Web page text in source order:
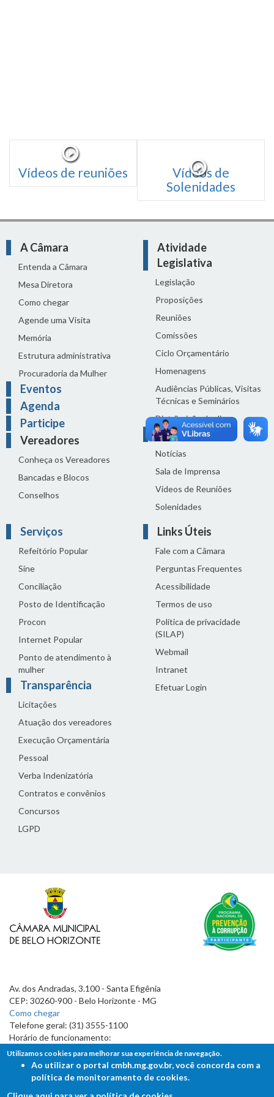
Vídeos de reuniões
Vídeos de
Solenidades
A Câmara
Entenda a Câmara
Mesa Diretora
Como chegar
Agende uma Visita
Memória
Estrutura administrativa
Procuradoria da Mulher
Eventos
Agenda
Participe
Vereadores
Conheça os Vereadores
Bancadas e Blocos
Conselhos
Atividade
Legislativa
Legislação
Proposições
Reuniões
Comissões
Ciclo Orçamentário
Homenagens
Audiências Públicas, Visitas
Técnicas e Seminários
Distribuição do dia
Comunicação
Notícias
Sala de Imprensa
Vídeos de Reuniões
Solenidades
Serviços
Refeitório Popular
Sine
Conciliação
Posto de Identificação
Procon
Internet Popular
Ponto de atendimento à
mulher
Transparência
Licitações
Atuação dos vereadores
Execução Orçamentária
Pessoal
Verba Indenizatória
Contratos e convênios
Concursos
LGPD
Links Úteis
Fale com a Câmara
Perguntas Frequentes
Acessibilidade
Termos de uso
Política de privacidade
(SILAP)
Webmail
Intranet
Efetuar Login
Av. dos Andradas, 3.100 - Santa Efigênia
CEP: 30260-900 - Belo Horizonte - MG
Como chegar
Telefone geral: (31) 3555-1100
Horário de funcionamento:
7h às 19h
Utilizamos cookies para melhorar sua experiência de navegação.
Ao utilizar o portal cmbh.mg.gov.br, você concorda com a
política de monitoramento de cookies.